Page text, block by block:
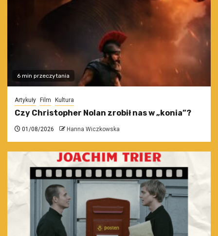
6 min przeczytania
Artykuły Film Kultura
Czy Christopher Nolan zrobił nas w „konia”?
01/08/2026 Hanna Wiczkowska